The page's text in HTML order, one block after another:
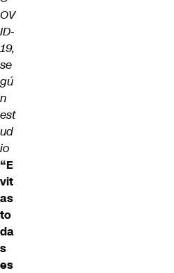
OV
ID-
19,
se
gú
n
est
ud
io
“E
vit
as
to
da
s
es